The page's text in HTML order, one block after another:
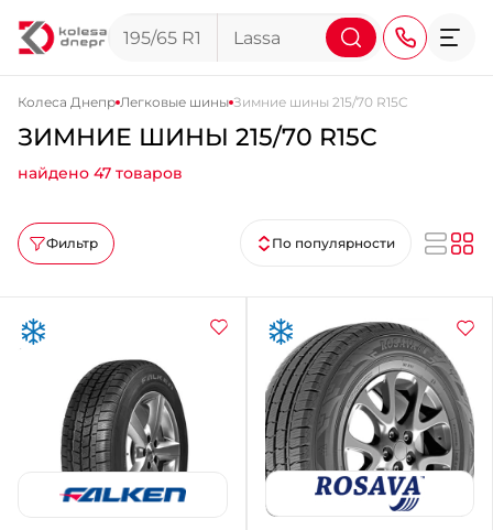
+38 (095) 276-44-44
+38 (067) 911-14-14
- на Щепкина
+38 (098) 911-911-0
- на Тополе
+38 (098) 911-911-4
- на Калиновой
+38 (077) 7-184-184
- Донецкое шоссе
Колеса Днепр Легковые шины Зимние шины 215/70 R15C
ЗИМНИЕ ШИНЫ 215/70 R15C
найдено 47 товаров
Фильтр По популярности